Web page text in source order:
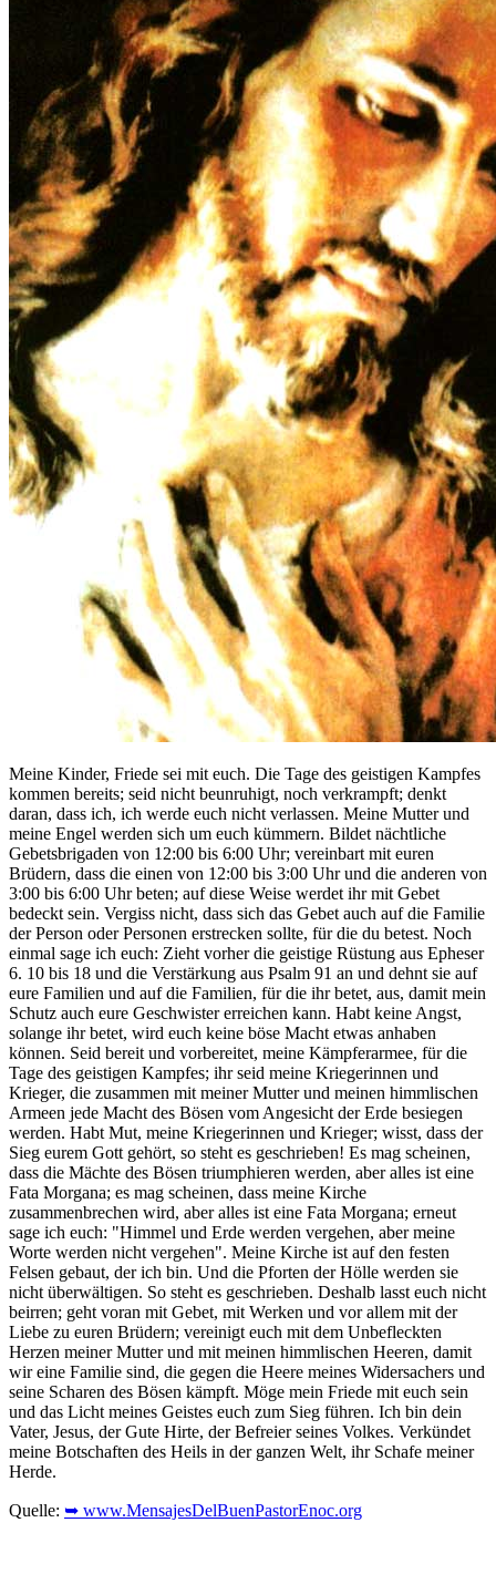
Meine Kinder, Friede sei mit euch. Die Tage des geistigen Kampfes
kommen bereits; seid nicht beunruhigt, noch verkrampft; denkt
daran, dass ich, ich werde euch nicht verlassen. Meine Mutter und
meine Engel werden sich um euch kümmern. Bildet nächtliche
Gebetsbrigaden von 12:00 bis 6:00 Uhr; vereinbart mit euren
Brüdern, dass die einen von 12:00 bis 3:00 Uhr und die anderen von
3:00 bis 6:00 Uhr beten; auf diese Weise werdet ihr mit Gebet
bedeckt sein. Vergiss nicht, dass sich das Gebet auch auf die Familie
der Person oder Personen erstrecken sollte, für die du betest. Noch
einmal sage ich euch: Zieht vorher die geistige Rüstung aus Epheser
6. 10 bis 18 und die Verstärkung aus Psalm 91 an und dehnt sie auf
eure Familien und auf die Familien, für die ihr betet, aus, damit mein
Schutz auch eure Geschwister erreichen kann. Habt keine Angst,
solange ihr betet, wird euch keine böse Macht etwas anhaben
können. Seid bereit und vorbereitet, meine Kämpferarmee, für die
Tage des geistigen Kampfes; ihr seid meine Kriegerinnen und
Krieger, die zusammen mit meiner Mutter und meinen himmlischen
Armeen jede Macht des Bösen vom Angesicht der Erde besiegen
werden. Habt Mut, meine Kriegerinnen und Krieger; wisst, dass der
Sieg eurem Gott gehört, so steht es geschrieben! Es mag scheinen,
dass die Mächte des Bösen triumphieren werden, aber alles ist eine
Fata Morgana; es mag scheinen, dass meine Kirche
zusammenbrechen wird, aber alles ist eine Fata Morgana; erneut
sage ich euch: "Himmel und Erde werden vergehen, aber meine
Worte werden nicht vergehen". Meine Kirche ist auf den festen
Felsen gebaut, der ich bin. Und die Pforten der Hölle werden sie
nicht überwältigen. So steht es geschrieben. Deshalb lasst euch nicht
beirren; geht voran mit Gebet, mit Werken und vor allem mit der
Liebe zu euren Brüdern; vereinigt euch mit dem Unbefleckten
Herzen meiner Mutter und mit meinen himmlischen Heeren, damit
wir eine Familie sind, die gegen die Heere meines Widersachers und
seine Scharen des Bösen kämpft. Möge mein Friede mit euch sein
und das Licht meines Geistes euch zum Sieg führen. Ich bin dein
Vater, Jesus, der Gute Hirte, der Befreier seines Volkes. Verkündet
meine Botschaften des Heils in der ganzen Welt, ihr Schafe meiner
Herde.
Quelle: ➥ www.MensajesDelBuenPastorEnoc.org